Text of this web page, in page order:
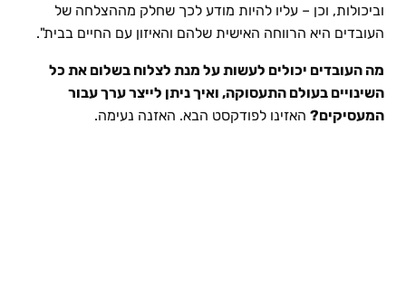
וביכולות, וכן – עליו להיות מודע לכך שחלק מההצלחה של
העובדים היא הרווחה האישית שלהם והאיזון עם החיים בבית".
מה העובדים יכולים לעשות על מנת לצלוח בשלום את כל
השינויים בעולם התעסוקה, ואיך ניתן לייצר ערך עבור
המעסיקים? האזינו לפודקסט הבא. האזנה נעימה.